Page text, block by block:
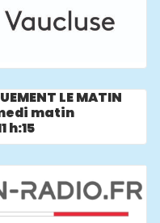
LE MATIN
matin
h:15